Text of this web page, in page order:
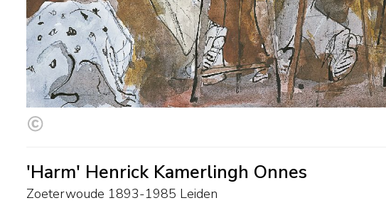
'Harm' Henrick Kamerlingh Onnes
Zoeterwoude 1893-1985 Leiden